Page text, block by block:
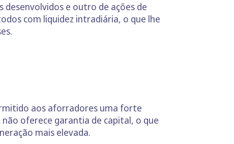
desenvolvidos e outro de ações de
com liquidez intradiária, o que lhe
aos aforradores uma forte
não oferece garantia de capital, o que
mais elevada.